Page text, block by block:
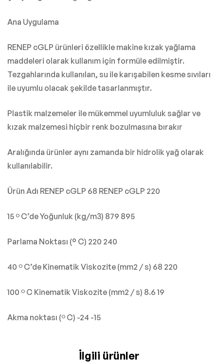
Ana Uygulama
RENEP cGLP ürünleri özellikle makine kızak yağlama
maddeleri olarak kullanım için formüle edilmiştir.
Tezgahlarında kullanılan, su ile karışabilen kesme sıvıları
ile uyumlu olacak şekilde tasarlanmıştır.
Plastik malzemeler ile mükemmel uyumluluk sağlar ve
kızak malzemesi hiçbir renk bozulmasına bırakır
Aralığında ürünler aynı zamanda bir hidrolik yağ olarak
kullanılabilir.
Ürün Adı RENEP cGLP 68 RENEP cGLP 220
15 º C’de Yoğunluk (kg/m3) 879 895
Parlama Noktası (° C) 220 240
40 º C’de Kinematik Viskozite (mm2 / s) 68 220
100 º C Kinematik Viskozite (mm2 / s) 8.6 19
Akma noktası (º C) -24 -15
İlgili ürünler